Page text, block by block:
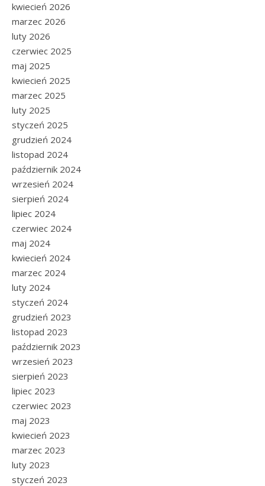
kwiecień 2026
marzec 2026
luty 2026
czerwiec 2025
maj 2025
kwiecień 2025
marzec 2025
luty 2025
styczeń 2025
grudzień 2024
listopad 2024
październik 2024
wrzesień 2024
sierpień 2024
lipiec 2024
czerwiec 2024
maj 2024
kwiecień 2024
marzec 2024
luty 2024
styczeń 2024
grudzień 2023
listopad 2023
październik 2023
wrzesień 2023
sierpień 2023
lipiec 2023
czerwiec 2023
maj 2023
kwiecień 2023
marzec 2023
luty 2023
styczeń 2023